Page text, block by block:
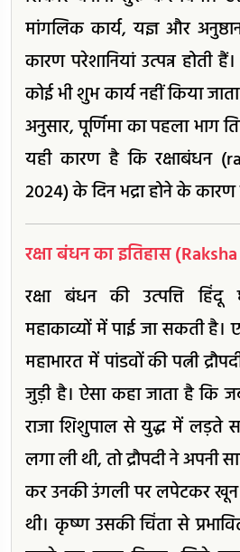
मांगलिक कार्य, यज्ञ और
कारण परेशानियां उत्पन्न होती
कोई भी शुभ कार्य नहीं किया
अनुसार, पूर्णिमा का पहला भाग
यही कारण है कि रक्षाबंधन
2024) के दिन भद्रा होने के कारण
रक्षा बंधन का इतिहास
रक्षा बंधन की उत्पत्ति हिंदू
महाकाव्यों में पाई जा सकती है।
महाभारत में पांडवों की पत्नी
जुड़ी है। ऐसा कहा जाता है कि
राजा शिशुपाल से युद्ध में लड़ते
लगा ली थी, तो द्रौपदी ने अपनी
कर उनकी उंगली पर लपेटकर
थी। कृष्ण उसकी चिंता से